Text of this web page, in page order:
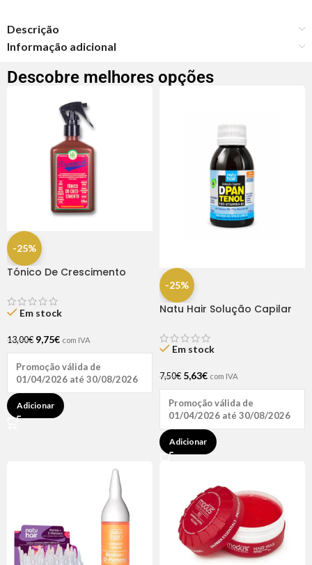
Descrição
Informação adicional
Descobre melhores opções
-25%
Tónico De Crescimento
Em stock
13,00€ 9,75€ com IVA
Promoção válida de
01/04/2026 até 30/08/2026
Adicionar
-25%
Natu Hair Solução Capilar
Em stock
7,50€ 5,63€ com IVA
Promoção válida de
01/04/2026 até 30/08/2026
Adicionar